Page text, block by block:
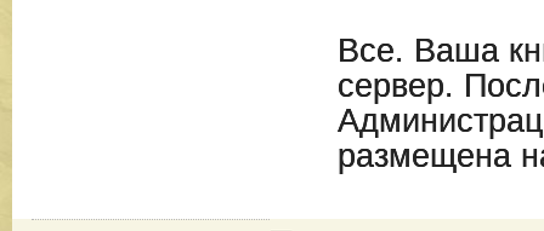
Все. Ваша
сервер.
размещена